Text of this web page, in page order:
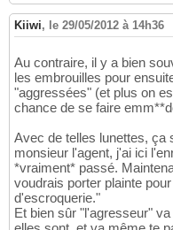
Kiiwi, le 29/05/2012 à 14h36
Au contraire, il y a bien
les embrouilles pour
"aggressées" (et plus on
chance de se faire
Avec de telles lunettes, ça
monsieur l'agent, j'ai ici
*vraiment* passé.
voudrais porter plainte
d'escroquerie."
Et bien sûr "l'agresseur"